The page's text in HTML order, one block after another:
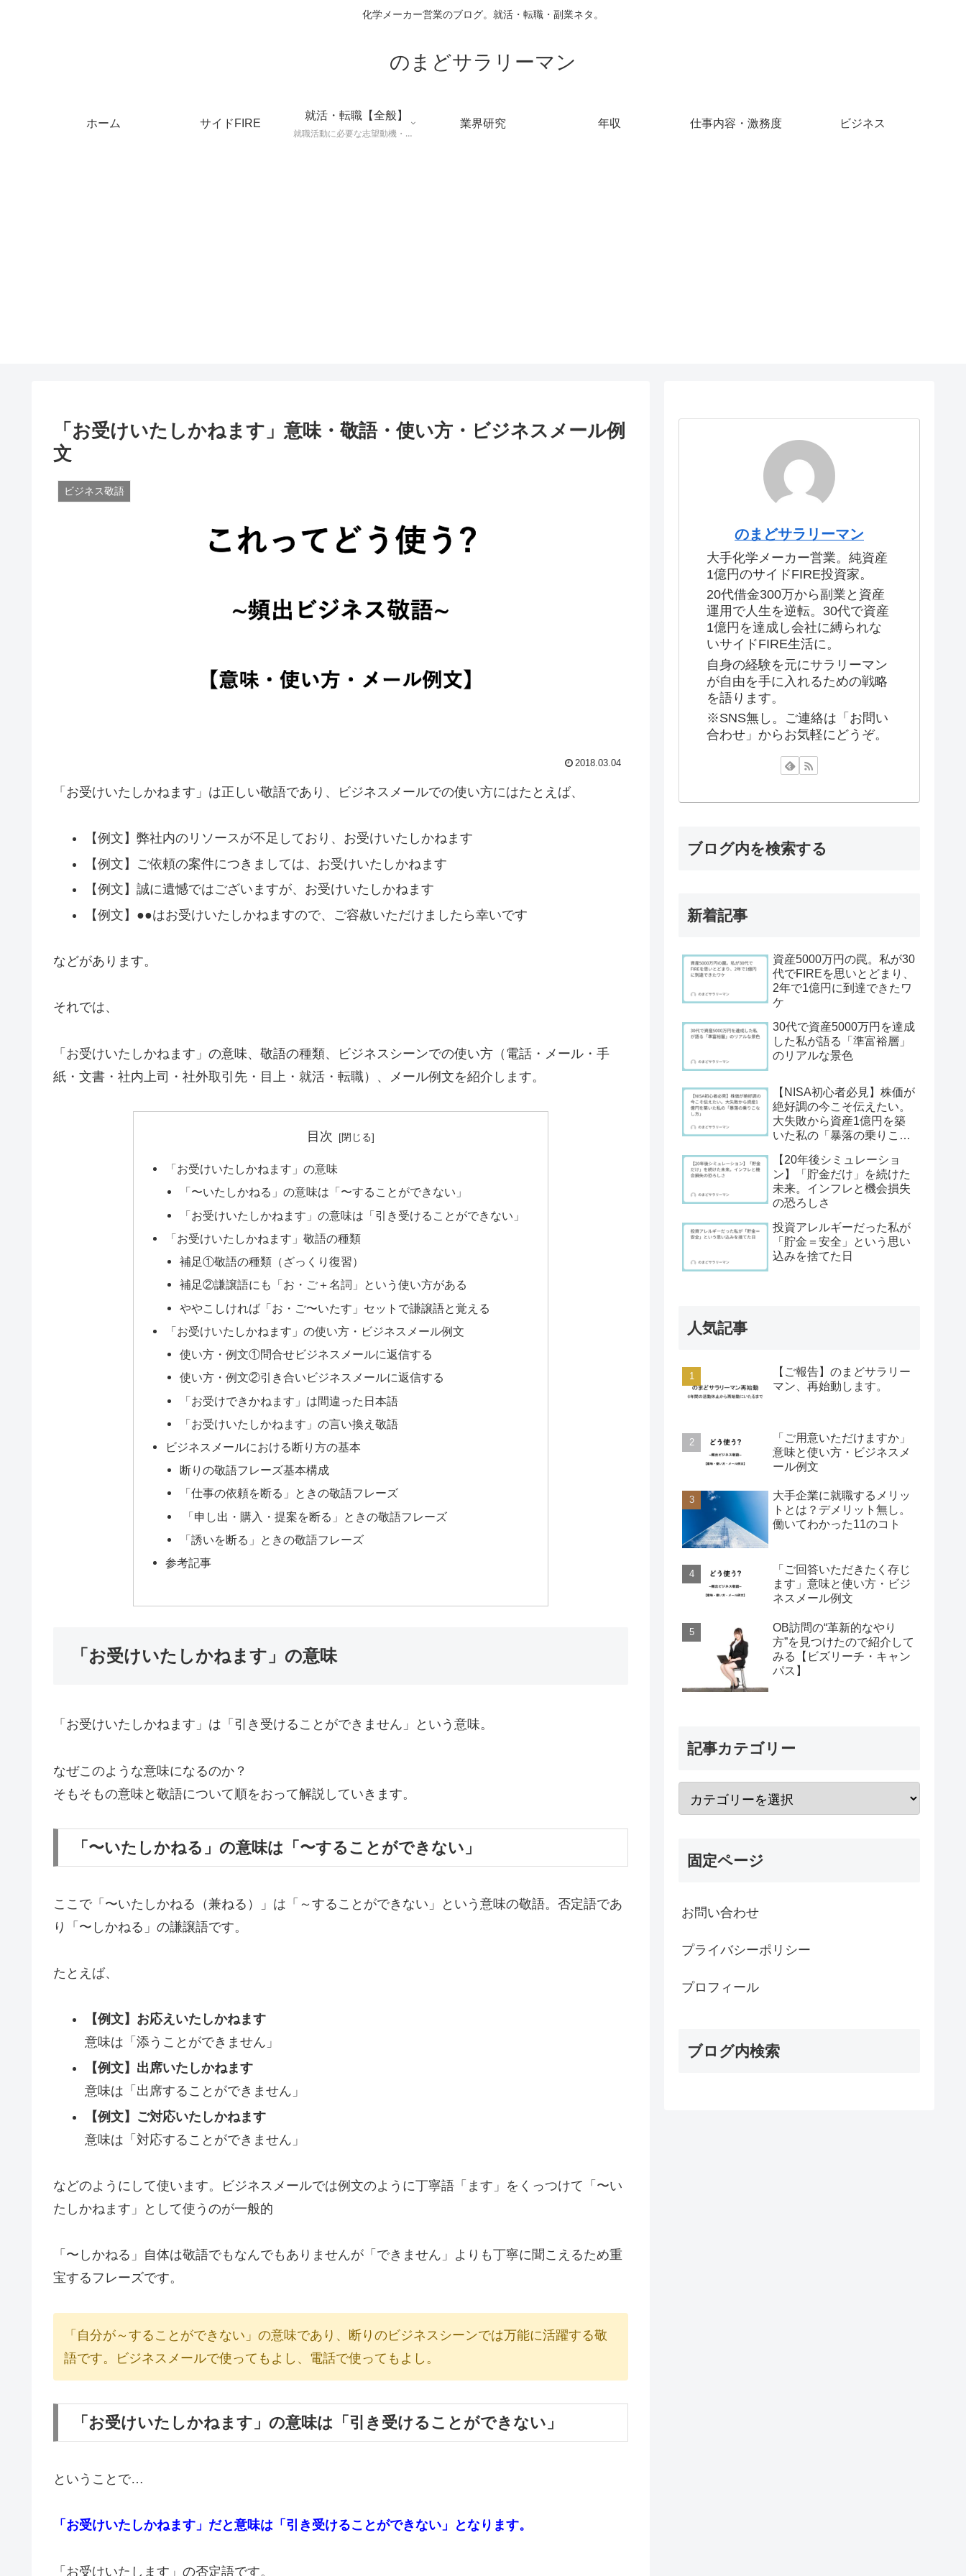
化学メーカー営業のブログ。就活・転職・副業ネタ。
のまどサラリーマン
ホーム サイドFIRE
就活・転職【全般】
就職活動に必要な志望動機・メールマナー・業界研究などに役立つ知識を公開するページ。
業界研究 年収 仕事内容・激務度 ビジネス
「お受けいたしかねます」意味・敬語・使い方・ビジネスメール例
文
ビジネス敬語
2018.03.04
「お受けいたしかねます」は正しい敬語であり、ビジネスメールでの使い方にはたとえば、
【例文】弊社内のリソースが不足しており、お受けいたしかねます
【例文】ご依頼の案件につきましては、お受けいたしかねます
【例文】誠に遺憾ではございますが、お受けいたしかねます
【例文】●●はお受けいたしかねますので、ご容赦いただけましたら幸いです
などがあります。
それでは、
「お受けいたしかねます」の意味、敬語の種類、ビジネスシーンでの使い方（電話・メール・手
紙・文書・社内上司・社外取引先・目上・就活・転職）、メール例文を紹介します。
目次
「お受けいたしかねます」の意味
「〜いたしかねる」の意味は「〜することができない」
「お受けいたしかねます」の意味は「引き受けることができない」
「お受けいたしかねます」敬語の種類
補足①敬語の種類（ざっくり復習）
補足②謙譲語にも「お・ご＋名詞」という使い方がある
ややこしければ「お・ご〜いたす」セットで謙譲語と覚える
「お受けいたしかねます」の使い方・ビジネスメール例文
使い方・例文①問合せビジネスメールに返信する
使い方・例文②引き合いビジネスメールに返信する
「お受けできかねます」は間違った日本語
「お受けいたしかねます」の言い換え敬語
ビジネスメールにおける断り方の基本
断りの敬語フレーズ基本構成
「仕事の依頼を断る」ときの敬語フレーズ
「申し出・購入・提案を断る」ときの敬語フレーズ
「誘いを断る」ときの敬語フレーズ
参考記事
「お受けいたしかねます」の意味
「お受けいたしかねます」は「引き受けることができません」という意味。
なぜこのような意味になるのか？
そもそもの意味と敬語について順をおって解説していきます。
「〜いたしかねる」の意味は「〜することができない」
ここで「〜いたしかねる（兼ねる）」は「～することができない」という意味の敬語。否定語であ
り「〜しかねる」の謙譲語です。
たとえば、
【例文】お応えいたしかねます
意味は「添うことができません」
【例文】出席いたしかねます
意味は「出席することができません」
【例文】ご対応いたしかねます
意味は「対応することができません」
などのようにして使います。ビジネスメールでは例文のように丁寧語「ます」をくっつけて「〜い
たしかねます」として使うのが一般的
「〜しかねる」自体は敬語でもなんでもありませんが「できません」よりも丁寧に聞こえるため重
宝するフレーズです。
「自分が～することができない」の意味であり、断りのビジネスシーンでは万能に活躍する敬
語です。ビジネスメールで使ってもよし、電話で使ってもよし。
「お受けいたしかねます」の意味は「引き受けることができない」
ということで…
「お受けいたしかねます」だと意味は「引き受けることができない」となります。
「お受けいたします」の否定語です。
のまどサラリーマン
大手化学メーカー営業。純資産
1億円のサイドFIRE投資家。
20代借金300万から副業と資産
運用で人生を逆転。30代で資産
1億円を達成し会社に縛られな
いサイドFIRE生活に。
自身の経験を元にサラリーマン
が自由を手に入れるための戦略
を語ります。
※SNS無し。ご連絡は「お問い
合わせ」からお気軽にどうぞ。
ブログ内を検索する
新着記事
資産5000万円の罠。私が30
代でFIREを思いとどまり、
2年で1億円に到達できたワ
ケ
30代で資産5000万円を達成
した私が語る「準富裕層」
のリアルな景色
【NISA初心者必見】株価が
絶好調の今こそ伝えたい。
大失敗から資産1億円を築
いた私の「暴落の乗りこな
【20年後シミュレーショ
ン】「貯金だけ」を続けた
未来。インフレと機会損失
の恐ろしさ
投資アレルギーだった私が
「貯金＝安全」という思い
込みを捨てた日
人気記事
【ご報告】のまどサラリー
マン、再始動します。
「ご用意いただけますか」
意味と使い方・ビジネスメ
ール例文
大手企業に就職するメリッ
トとは？デメリット無し。
働いてわかった11のコト
「ご回答いただきたく存じ
ます」意味と使い方・ビジ
ネスメール例文
OB訪問の“革新的なやり
方”を見つけたので紹介して
みる【ビズリーチ・キャン
パス】
記事カテゴリー
固定ページ
お問い合わせ
プライバシーポリシー
プロフィール
ブログ内検索